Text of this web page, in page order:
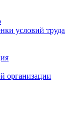
условий труда
организации